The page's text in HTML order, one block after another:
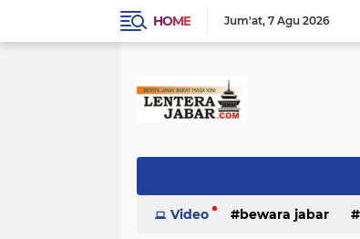
HOME Jum'at 7 Agu 2026
Video bewara jabar